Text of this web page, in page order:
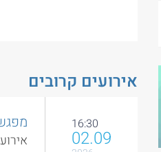
אירועים קרובים
16:30
02.09